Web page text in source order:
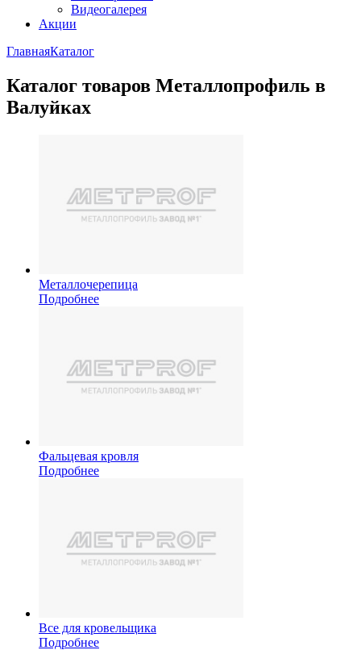
Видеогалерея
Акции
ГлавнаяКаталог
Каталог товаров Металлопрофиль в
Валуйках
Металлочерепица
Подробнее
Фальцевая кровля
Подробнее
Все для кровельщика
Подробнее